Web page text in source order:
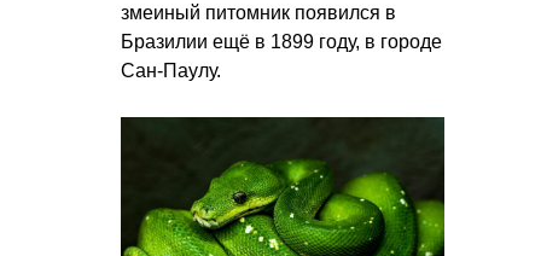
змеиный питомник появился в
Бразилии ещё в 1899 году, в городе
Сан-Паулу.